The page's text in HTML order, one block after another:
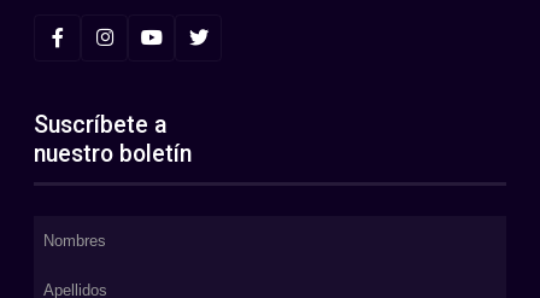
Suscríbete a
nuestro boletín